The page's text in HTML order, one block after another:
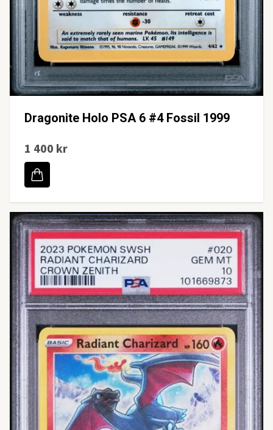
Dragonite Holo PSA 6 #4 Fossil 1999
1 400 kr